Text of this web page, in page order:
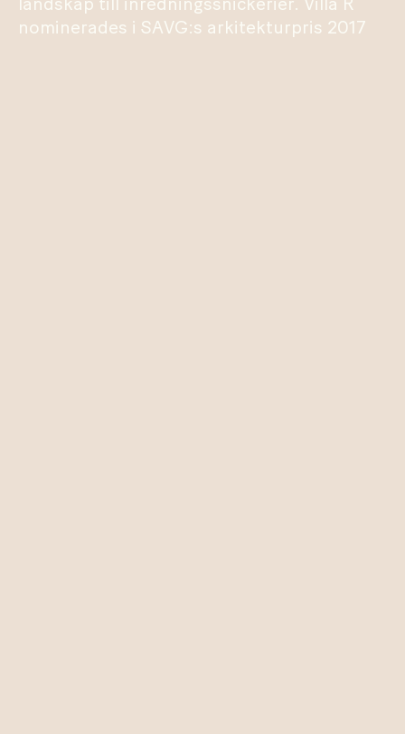
landskap till inredningssnickerier. Villa R
nominerades i SAVG:s arkitekturpris 2017